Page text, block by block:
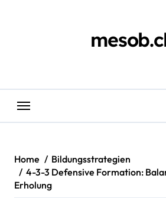
Home
Bildungsstrategien
4-3-3 Defensive Formation:
Erholung